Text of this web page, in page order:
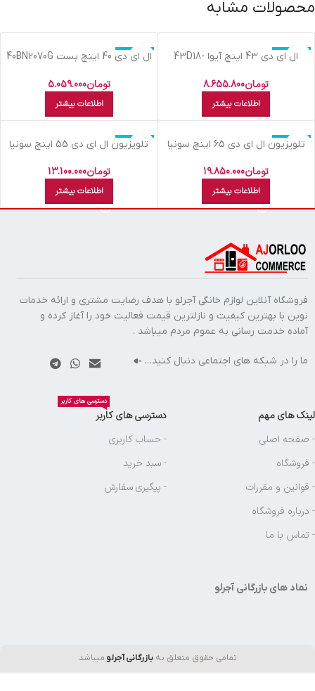
محصولات مشابه
اتمام موجودی
ال اي دي 43 اينچ آيوا 43D18-
تومان8.655.800
اطلاعات بیشتر
اتمام موجودی
ال اي دي 40 اينچ بست 40BN2070G
تومان5.059.000
اطلاعات بیشتر
اتمام موجودی
تلویزیون ال اي دي 65 اينچ سونيا
ANDROIDتومان19.850.000
اطلاعات بیشتر
اتمام موجودی
تلویزیون ال اي دي 55 اينچ سونيا
تومان13.100.000
اطلاعات بیشتر
فروشگاه آنلاین لوازم خانگی آجرلو با هدف رضایت مشتری و ارائه خدمات
نوین با بهترین کیفیت و نازلترین قیمت فعالیت خود را آغاز کرده و
آماده خدمت رسانی به عموم مردم میباشد .
ما را در شبکه های اجتماعی دنبال کنید…
لینک های مهم
- صفحه اصلی
- فروشگاه
- قوانین و مقررات
- درباره فروشگاه
- تماس با ما
دسترسی های کاربر
دسترسی های کاربر
- حساب کاربری
- سبد خرید
- پیگیری سفارش
نماد های بازرگانی آجرلو
تمامی حقوق متعلق بهبازرگانی آجرلو میباشد